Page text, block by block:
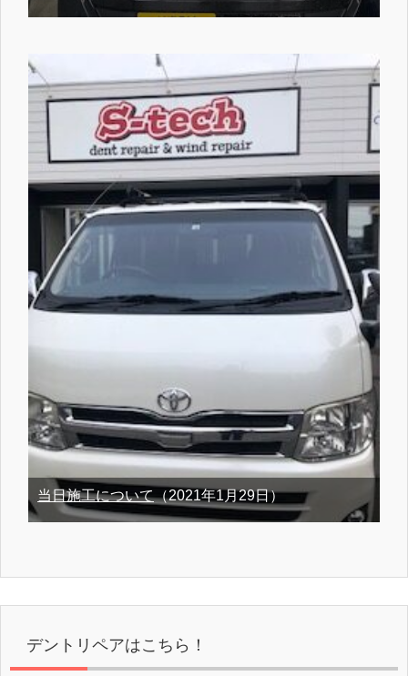
当日施工について（2021年1月29日）
デントリペアはこちら！